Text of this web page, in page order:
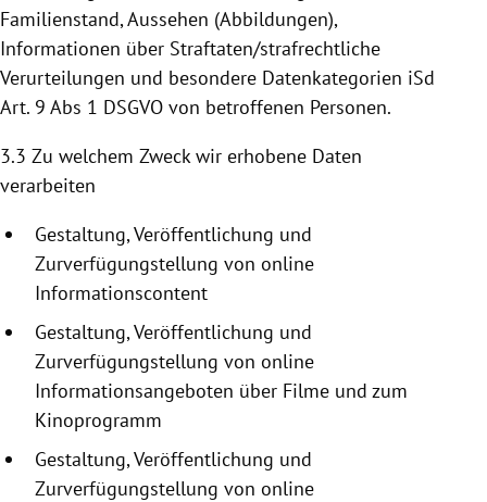
Familienstand, Aussehen (Abbildungen),
Informationen über Straftaten/strafrechtliche
Verurteilungen und besondere Datenkategorien iSd
Art. 9 Abs 1 DSGVO von betroffenen Personen.
3.3 Zu welchem Zweck wir erhobene Daten
verarbeiten
Gestaltung, Veröffentlichung und
Zurverfügungstellung von online
Informationscontent
Gestaltung, Veröffentlichung und
Zurverfügungstellung von online
Informationsangeboten über Filme und zum
Kinoprogramm
Gestaltung, Veröffentlichung und
Zurverfügungstellung von online